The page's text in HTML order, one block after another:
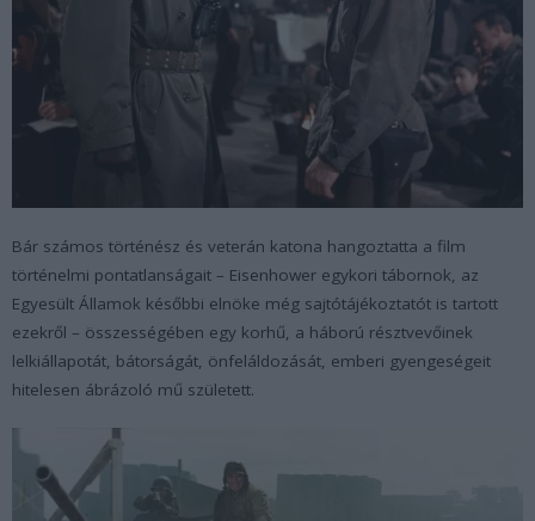
Bár számos történész és veterán katona hangoztatta a film
történelmi pontatlanságait – Eisenhower egykori tábornok, az
Egyesült Államok későbbi elnöke még sajtótájékoztatót is tartott
ezekről – összességében egy korhű, a háború résztvevőinek
lelkiállapotát, bátorságát, önfeláldozását, emberi gyengeségeit
hitelesen ábrázoló mű született.